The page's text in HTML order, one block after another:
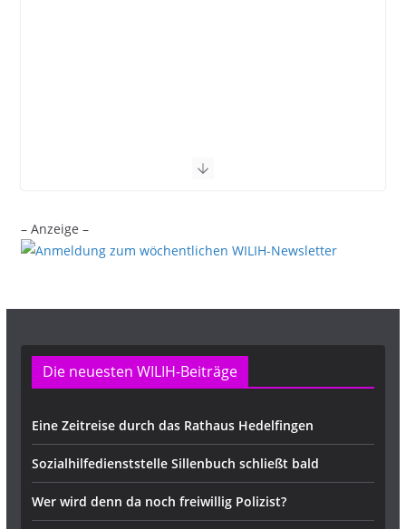
– Anzeige –
Die neuesten WILIH-Beiträge
Eine Zeitreise durch das Rathaus Hedelfingen
Sozialhilfedienststelle Sillenbuch schließt bald
Wer wird denn da noch freiwillig Polizist?